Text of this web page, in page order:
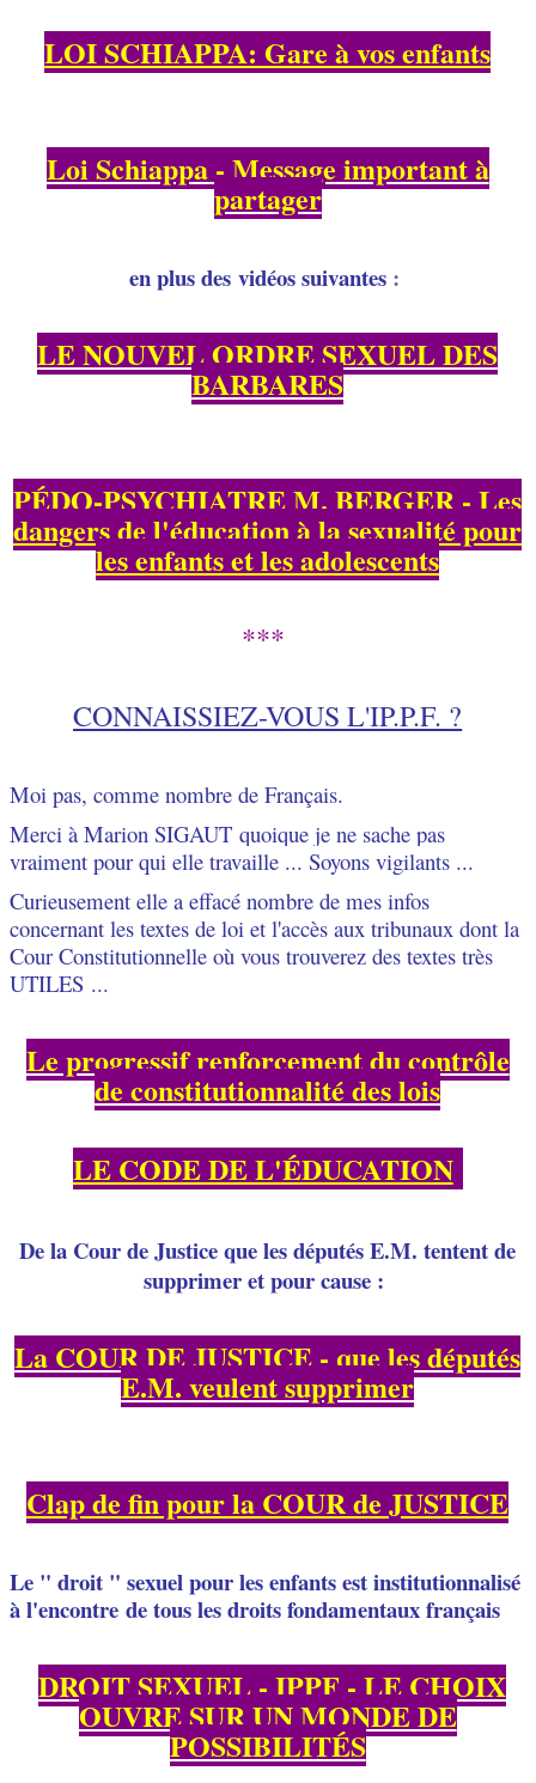
LOI SCHIAPPA: Gare à vos enfants
Loi Schiappa - Message important à
partager
en plus des vidéos suivantes:
LE NOUVEL ORDRE SEXUEL DES
BARBARES
PÉDO-PSYCHIATRE M. BERGER - Les
dangers de l'éducation à la sexualité pour
les enfants et les adolescents
***
CONNAISSIEZ-VOUS L'IP.P.F. ?
Moi pas, comme nombre de Français.
Merci à Marion SIGAUT quoique je ne sache pas
vraiment pour qui elle travaille ... Soyons vigilants ...
Curieusement elle a effacé nombre de mes infos
concernant les textes de loi et l'accès aux tribunaux dont la
Cour Constitutionnelle où vous trouverez des textes très
UTILES ...
Le progressif renforcement du contrôle
de constitutionnalité des lois
LE CODE DE L'ÉDUCATION
De la Cour de Justice que les députés E.M. tentent de
supprimer et pour cause :
La COUR DE JUSTICE - que les députés
E.M. veulent supprimer
Clap de fin pour la COUR de JUSTICE
Le " droit " sexuel pour les enfants est institutionnalisé
à l'encontrede tous les droits fondamentaux français
DROIT SEXUEL - IPPF - LE CHOIX
OUVRE SUR UN MONDE DE
POSSIBILITÉS